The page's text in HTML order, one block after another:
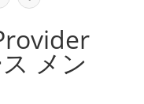
メン